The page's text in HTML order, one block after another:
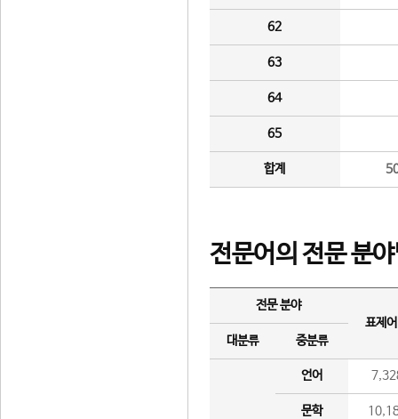
62
63
64
65
합계
전문어의 전문 분
전문 분야
표제
대분류
중분류
언어
문학